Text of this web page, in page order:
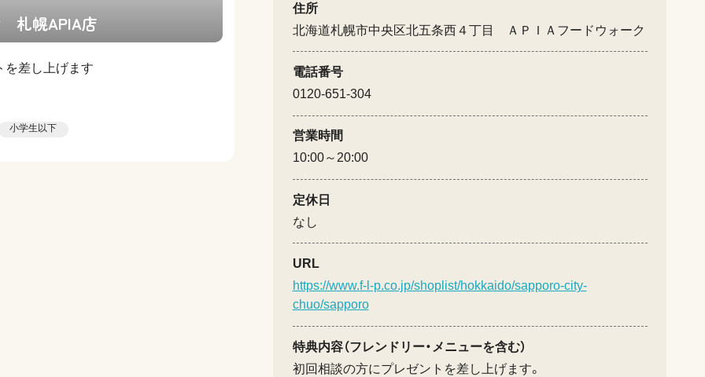
札幌APIA店
を差し上げます
小学生以下
住所
北海道札幌市中央区北五条西４丁目 ＡＰＩＡフードウォーク
電話番号
0120-651-304
営業時間
10:00～20:00
定休日
なし
URL
https://www.f-l-p.co.jp/shoplist/hokkaido/sapporo-city-
chuo/sapporo
特典内容（フレンドリー・メニューを含む）
初回相談の方にプレゼントを差し上げます。